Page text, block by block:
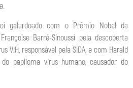
galardoado com o Prêmio Nobel da
Barré-Sinoussi pela descoberta
VIH, responsável pela SIDA, e com Harald
papiloma vírus humano, causador do